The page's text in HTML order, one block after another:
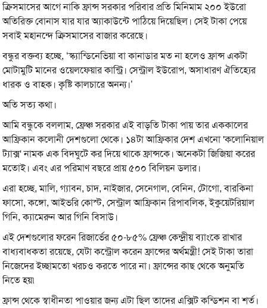
ক্রিসমাসের আগে নাকি ফ্রান্স সরকার পরিবার প্রতি মিনিমাম ২০০ ইউরো
অতিরিক্ত বোনাস যার যার অ্যাকাউন্টে পাঠিয়ে দিয়েছিল। সেই টাকা পেয়ে
সবাই মহানন্দে ক্রিসমাসের বাজার করেছে।
বন্ধুর বক্তব্য হচ্ছে, ‘স্ক্যান্ডিনেভিয়া বা কানাডার মত না হলেও ফ্রান্স একটা
মোটামুটি মানের ওয়েলফেয়ার কান্ট্রি। সেন্ট্রাল ইউরোপ, অসাধারণ ঐতিহ্যের
ধারক ও বাহক। কৃষ্টি কালচারে অনন্য।’
অতি সত্য কথা।
আমি বন্ধুকে বললাম, ফ্রেঞ্চ সরকার এই বাড়তি টাকা পায় তার এককালের
আফ্রিকান কলোনী দেশগুলো থেকে। ১৪টা আফ্রিকার দেশ এখনো 'কলোনিয়াল
ট্যাক্স' নামক এক বিদঘুটে কর দিয়ে থাকে ফ্রান্সকে। অনেকটা জিজিয়া করের
মতোই। এবং এর পরিমাণ বছরে প্রায় ৫০০ বিলিয়ন ডলার।
এরা হচ্ছে, মালি, গ্যাবন, চাদ, নাইজার, সেনেগাল, বেনিন, টোগো, বারকিনা
ফাসো, কঙ্গো, আইভরি কোস্ট, সেন্ট্রাল আফ্রিকান রিপাবলিক, ইকুয়েটরিয়াল
গিনি, ক্যামেরুন আর গিনি বিসাউ।
এই দেশগুলোর ফরেন রিজার্ভের ৫০-৮৫% ফ্রেঞ্চ কেন্দ্রীয় ব্যাংকে রাখার
বাধ্যবাধকতা রয়েছে, যেটা কন্ট্রোল করেন ফ্রান্সের অর্থমন্ত্রী! সেই টাকা তারা
নিজেদের ইচ্ছামতো খরচও করতে পারে না। ফ্রান্সের কাছ থেকে অনুমতি
নিতে হয়৷
ফ্রান্স থেকে স্বাধীনতা পাওয়ার জন্য এটা ছিল তাদের এক্সিট কন্ডিশন বা শর্ত।